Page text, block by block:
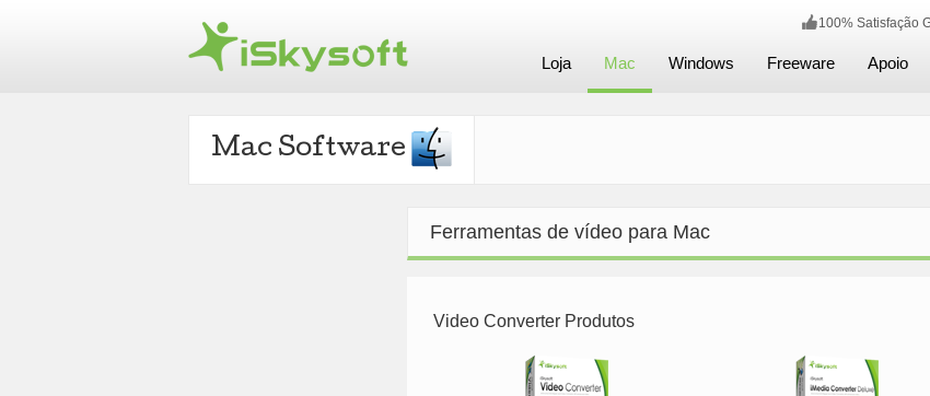
100% Satisfação
Loja Mac Windows Freeware Apoio
Mac Software
Ferramentas de vídeo para Mac
Video Converter Produtos